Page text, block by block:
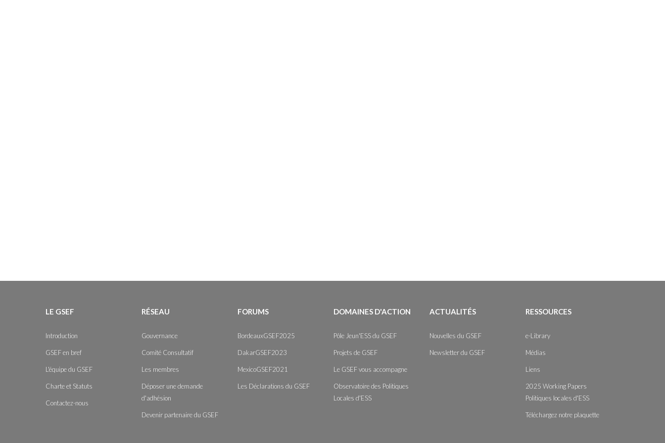
LE GSEF
Introduction
GSEF en bref
L'équipe du GSEF
Charte et Statuts
Contactez-nous
RÉSEAU
Gouvernance
Comité Consultatif
Les membres
Déposer une demande
d'adhésion
Devenir partenaire du GSEF
FORUMS
BordeauxGSEF2025
DakarGSEF2023
MexicoGSEF2021
Les Déclarations du GSEF
DOMAINES D'ACTION
Pôle Jeun'ESS du GSEF
Projets de GSEF
Le GSEF vous accompagne
Observatoire des Politiques
Locales d'ESS
ACTUALITÉS
Nouvelles du GSEF
Newsletter du GSEF
RESSOURCES
e-Library
Médias
Liens
2025 Working Papers
Politiques locales d'ESS
Téléchargez notre plaquette